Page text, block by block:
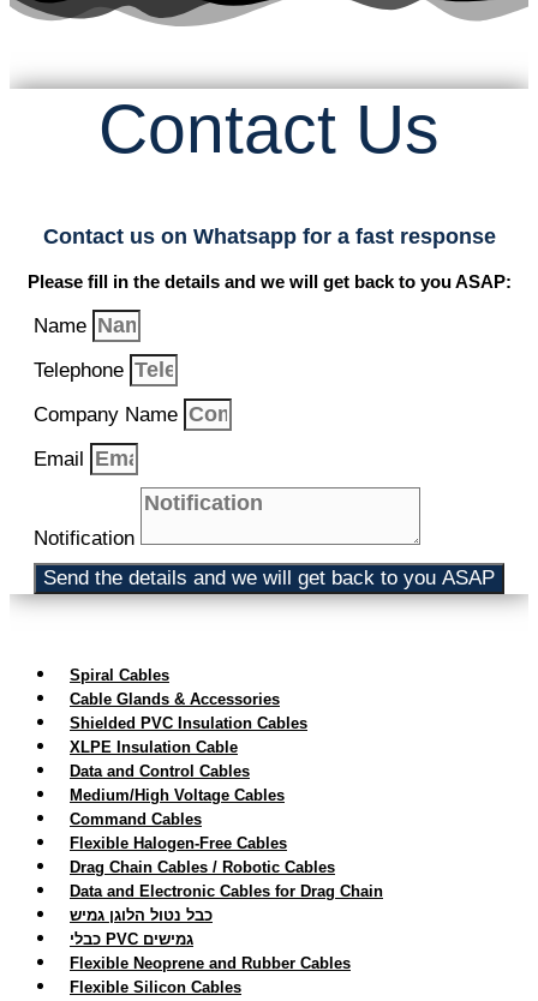
Contact Us
Contact us on Whatsapp for a fast response
Please fill in the details and we will get back to you ASAP:
Name
Telephone
Company Name
Email
Notification
Send the details and we will get back to you ASAP
Spiral Cables
Cable Glands & Accessories
Shielded PVC Insulation Cables
XLPE Insulation Cable
Data and Control Cables
Medium/High Voltage Cables
Command Cables
Flexible Halogen-Free Cables
Drag Chain Cables / Robotic Cables
Data and Electronic Cables for Drag Chain
כבל נטול הלוגן גמיש
כבלי PVC גמישים
Flexible Neoprene and Rubber Cables
Flexible Silicon Cables